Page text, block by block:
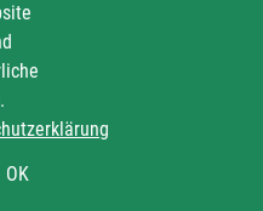
OK
OK
zur Aufarbeitung der SED-